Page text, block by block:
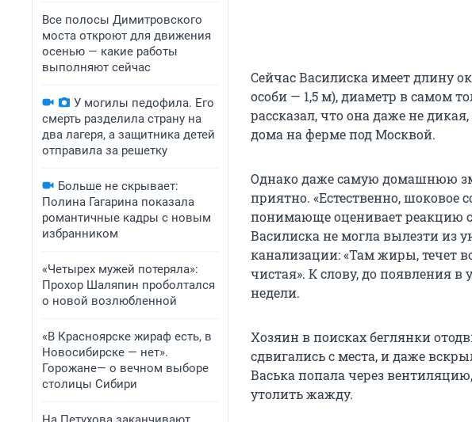
Все полосы Димитровского
моста откроют для движения
осенью — какие работы
выполняют сейчас
У могилы педофила. Его
смерть разделила страну на
два лагеря, а защитника детей
отправила за решетку
Больше не скрывает:
Полина Гагарина показала
романтичные кадры с новым
избранником
«Четырех мужей потеряла»:
Прохор Шаляпин проболтался
о новой возлюбленной
«В Красноярске жираф есть, в
Новосибирске — нет».
Горожане— о вечном выборе
столицы Сибири
Сейчас Василиска имеет длину
особи — 1,5 м), диаметр в самом
рассказал, что она даже не
дома на ферме под Москвой.
Однако даже самую домашнюю
приятно. «Естественно, шоковое
понимающе оценивает реакцию
Василиска не могла вылезти из
канализации: «Там жиры, течет
чистая». К слову, до появления в
недели.
Хозяин в поисках беглянки
сдвигались с места, и даже
Васька попала через
утолить жажду.